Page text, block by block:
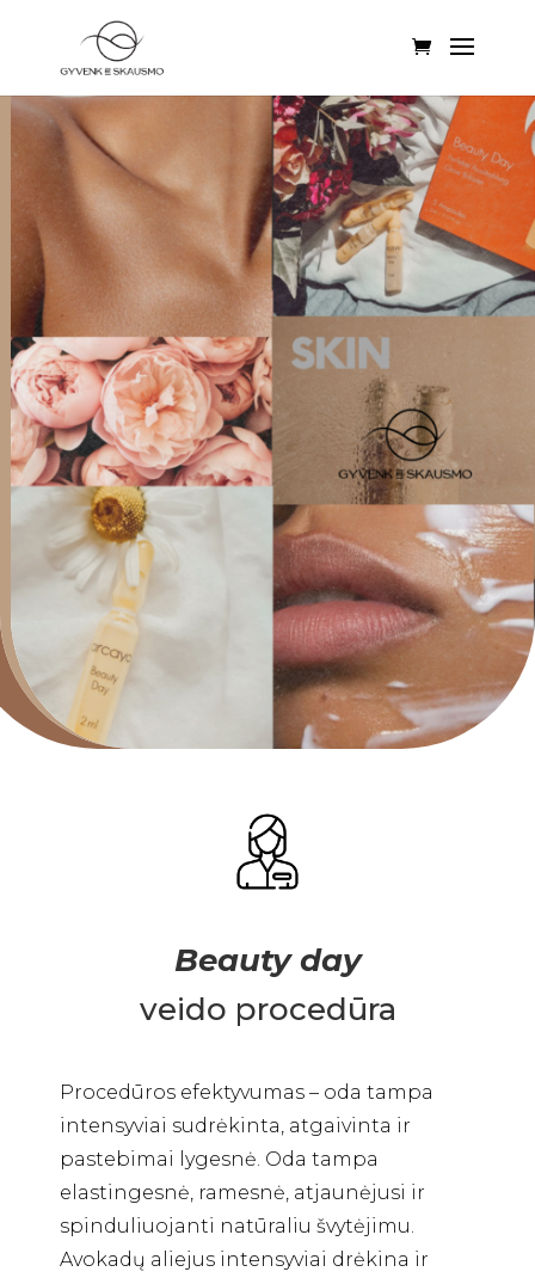
Beauty day
veido procedūra
Procedūros efektyvumas – oda tampa
intensyviai sudrėkinta, atgaivinta ir
pastebimai lygesnė. Oda tampa
elastingesnė, ramesnė, atjaunėjusi ir
spinduliuojanti natūraliu švytėjimu.
Avokadų aliejus intensyviai drėkina ir